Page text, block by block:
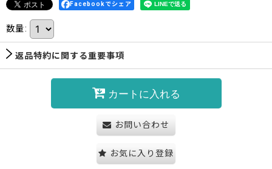
Facebookでシェア
数量:
返品特約に関する重要事項
カートに入れる
お問い合わせ
お気に入り登録